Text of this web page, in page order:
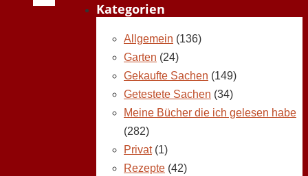
Kategorien
Allgemein (136)
Garten (24)
Gekaufte Sachen (149)
Getestete Sachen (34)
Meine Bücher die ich gelesen habe
(282)
Privat(1)
Rezepte (42)